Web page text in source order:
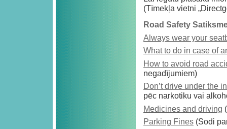
(Tīmekļa vietni
Road Safety
Always wear your
What to do in case of
How to avoid road
negadījumiem)
Don’t drive under the
pēc narkotiku vai
Medicines and driving
Parking Fines (Sodi